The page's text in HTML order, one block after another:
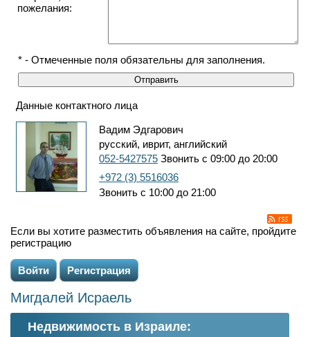
пожелания:
* - Отмеченные поля обязательны для заполнения.
Данные контактного лица
Вадим Эдгарович
русский, иврит, английский
052-5427575 Звонить с 09:00 до 20:00
+972 (3) 5516036
Звонить с 10:00 до 21:00
Если вы хотите разместить объявления на сайте, пройдите
регистрацию
Войти Регистрация
Мигдалей Исраель
Недвижимость в Израиле: